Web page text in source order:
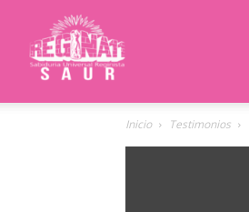
Inicio Testimonios